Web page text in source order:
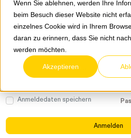
Wenn Sie ablehnen, werden Ihre
beim Besuch dieser Website nicht
einzelnes Cookie wird in Ihrem
daran zu erinnern, dass Sie nicht
werden möchten.
Akzeptieren
*
Passwort*
Anmeldedaten speichern
Anmelden